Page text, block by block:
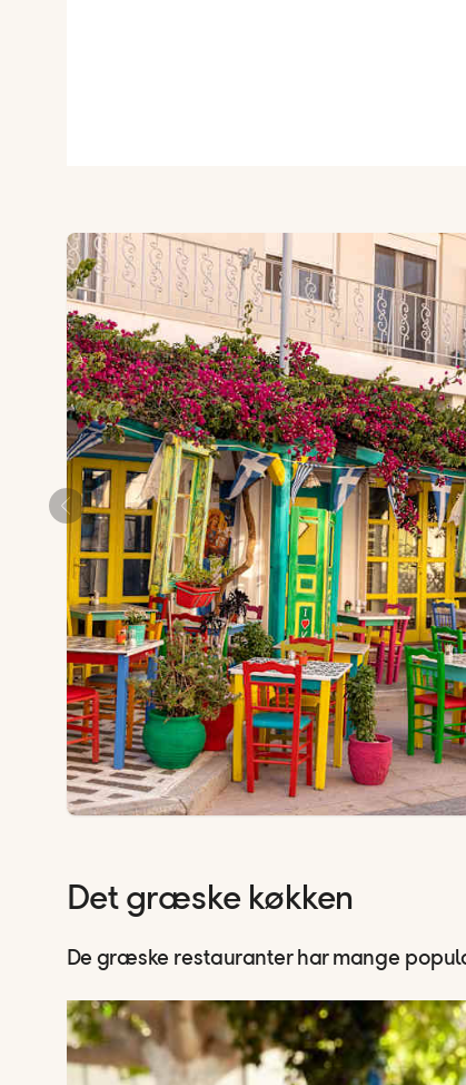
Det græske køkken
De græske restauranter har mange